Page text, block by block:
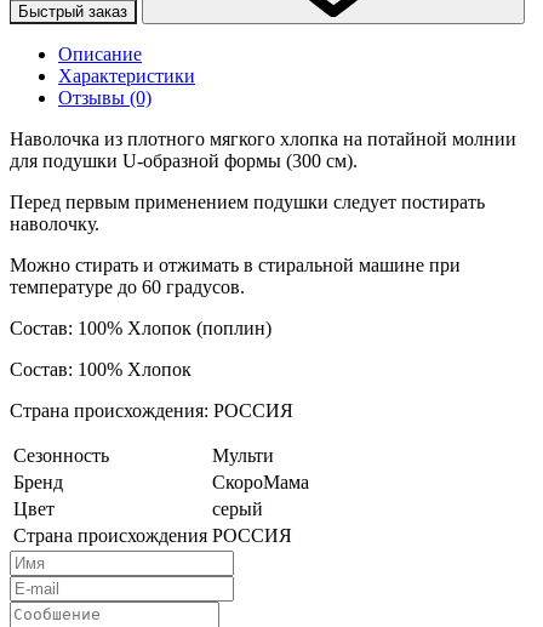
Быстрый заказ
Описание
Характеристики
Отзывы (0)
Наволочка из плотного мягкого хлопка на потайной молнии
для подушки U-образной формы (300 см).
Перед первым применением подушки следует постирать
наволочку.
Можно стирать и отжимать в стиральной машине при
температуре до 60 градусов.
Состав: 100% Хлопок (поплин)
Состав: 100% Хлопок
Страна происхождения: РОССИЯ
Сезонность
Мульти
Бренд
СкороМама
Цвет
серый
Страна происхождения РОССИЯ